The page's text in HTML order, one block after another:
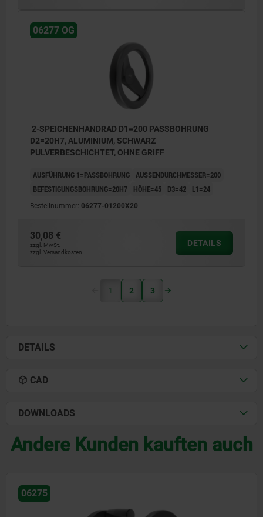
06277 OG
2-SPEICHENHANDRAD D1=200 PASSBOHRUNG
D2=20H7, ALUMINIUM, SCHWARZ
PULVERBESCHICHTET, OHNE GRIFF
AUSFÜHRUNG 1=PASSBOHRUNG AUSSENDURCHMESSER=200
BEFESTIGUNGSBOHRUNG=20H7
HÖHE=45 D3=42 L1=24
Bestellnummer: 06277-01200X20
30,08 €
zzgl. MwSt.
zzgl. Versandkosten
DETAILS
1 2 3
DETAILS
CAD
DOWNLOADS
Andere Kunden kauften auch
06289